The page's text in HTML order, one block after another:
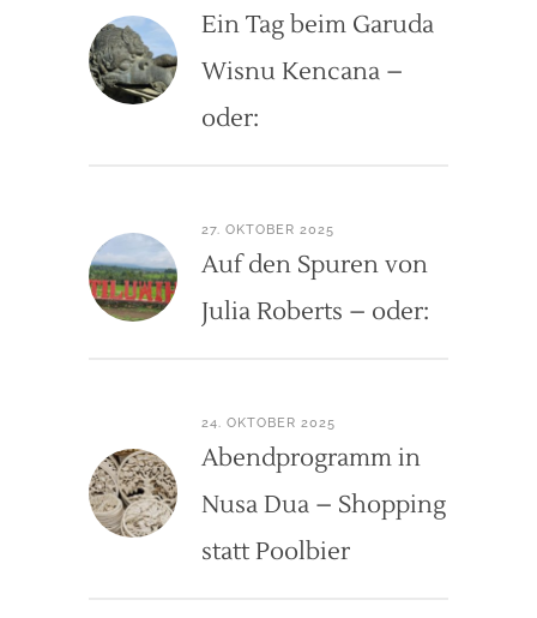
Ein Tag beim Garuda
Wisnu Kencana –
oder:
27. OKTOBER 2025
Auf den Spuren von
Julia Roberts – oder:
24. OKTOBER 2025
Abendprogramm in
Nusa Dua – Shopping
statt Poolbier